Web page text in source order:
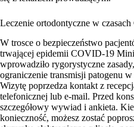
Leczenie ortodontyczne w
W trosce o bezpieczeństwo
trwającej epidemii COVID-19
wprowadziło rygorystyczne
ograniczenie transmisji patogenu
Wizytę poprzedza kontakt z
telefonicznej lub e-mail. Przed
szczegółowy wywiad i ankieta.
konieczność, możesz zostać